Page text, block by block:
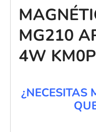
MG210
4W
¿NECESITAS